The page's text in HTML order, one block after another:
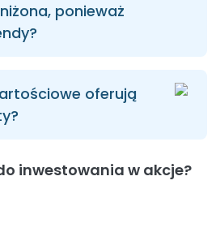
ponieważ
oferują
inwestowania w akcje?